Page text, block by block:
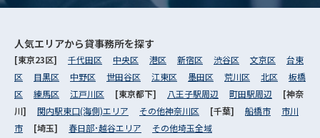
人気エリアから貸事務所を探す
[東京23区] 千代田区 中央区 港区 新宿区 渋谷区 文京区
台東
区
目黒区 中野区 世田谷区 江東区 墨田区 荒川区 北区
板橋
区
練馬区 江戸川区 [東京都下] 八王子駅周辺 町田駅周辺
[神奈
川] 関内駅東口(海側)エリア その他神奈川区 [千葉] 船橋市
市川
市
[埼玉] 春日部･越谷エリア その他埼玉全域